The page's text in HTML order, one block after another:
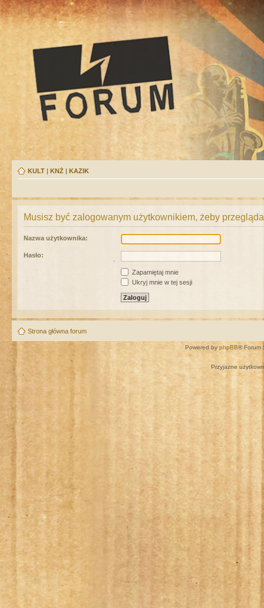
KULT | KNŻ | KAZIK
Musisz być zalogowanym użytkownikiem, żeby
Nazwa użytkownika:
Hasło:
Zapamiętaj mnie
Ukryj mnie w tej sesji
Strona główna forum
Powered by phpBB® Forum
Przyjazne